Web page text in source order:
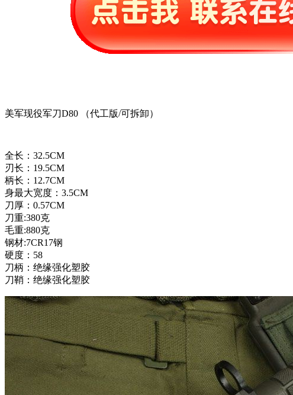
美军现役军刀D80 （代工版/可拆卸）
全长：32.5CM
刃长：19.5CM
柄长：12.7CM
身最大宽度：3.5CM
刀厚：0.57CM
刀重:380克
毛重:880克
钢材:7CR17钢
硬度：58
刀柄：绝缘强化塑胶
刀鞘：绝缘强化塑胶